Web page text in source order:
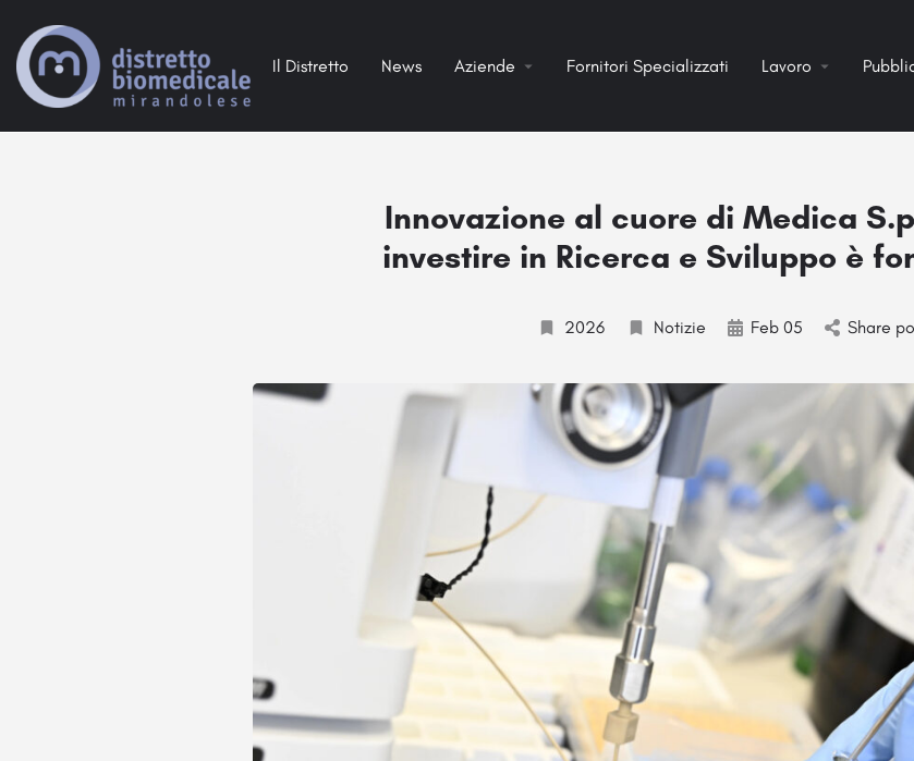
Il Distretto News Aziende Fornitori Specializzati Lavoro
Innovazione al cuore di Medica
investire in Ricerca e Sviluppo è
2026 Notizie Feb 05 Share